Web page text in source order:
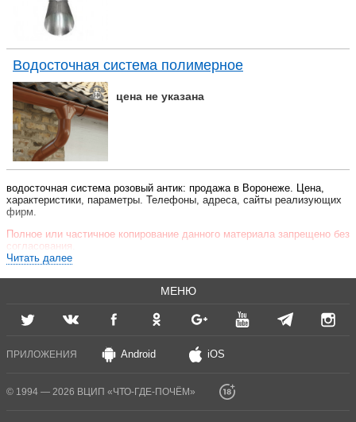
Водосточная система полимерное
цена не указана
водосточная система розовый антик: продажа в Воронеже. Цена,
характеристики, параметры. Телефоны, адреса, сайты реализующих
фирм.
Полное или частичное копирование данного материала запрещено без
согласования.
Читать далее
МЕНЮ
ПРИЛОЖЕНИЯ Android iOS
© 1994 — 2026 ВЦИП «ЧТО-ГДЕ-ПОЧЁМ»